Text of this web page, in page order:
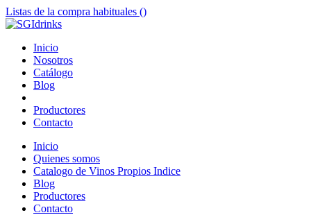
Listas de la compra habituales ()
Inicio
Nosotros
Catálogo
Blog
Productores
Contacto
Inicio
Quienes somos
Catalogo de Vinos Propios Indice
Blog
Productores
Contacto